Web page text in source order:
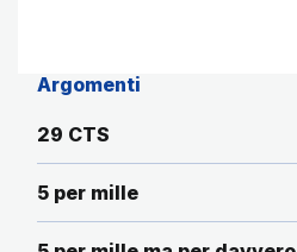
Argomenti
29 CTS
5 per mille